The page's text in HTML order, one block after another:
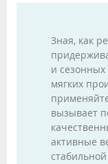
Зная, как
и
мягких
вызывает
активные